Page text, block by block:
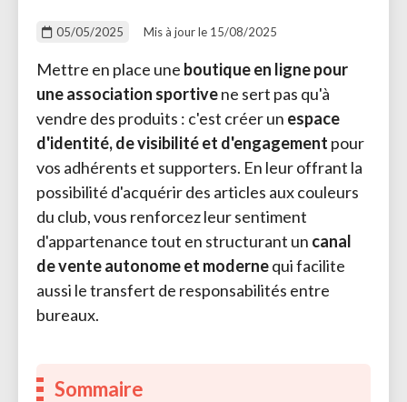
05/05/2025 Mis à jour le 15/08/2025
Mettre en place une boutique en ligne pour
une association sportivene sert pas qu'à
vendre des produits : c'est créer un espace
d'identité, de visibilité et d'engagement pour
vos adhérents et supporters. En leur offrant la
possibilité d'acquérir des articles aux couleurs
du club, vous renforcez leur sentiment
d'appartenance tout en structurant un canal
de vente autonome et modernequi facilite
aussi le transfert de responsabilités entre
bureaux.
Sommaire